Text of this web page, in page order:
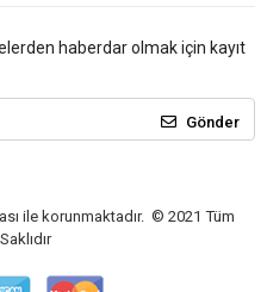
haberdar olmak için kayıt
Gönder
ile korunmaktadır. © 2021 Tüm